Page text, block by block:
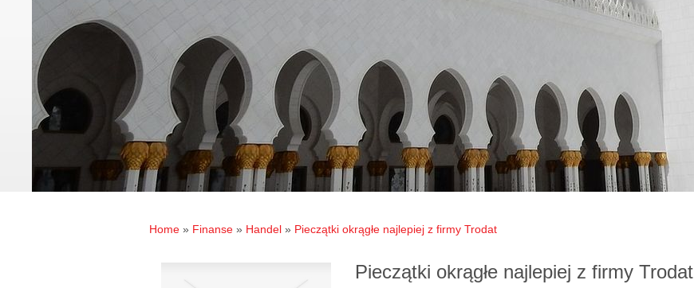
Home » Finanse » Handel » Pieczątki okrągłe najlepiej z firmy Trodat
Pieczątki okrągłe najlepiej z firmy Trodat